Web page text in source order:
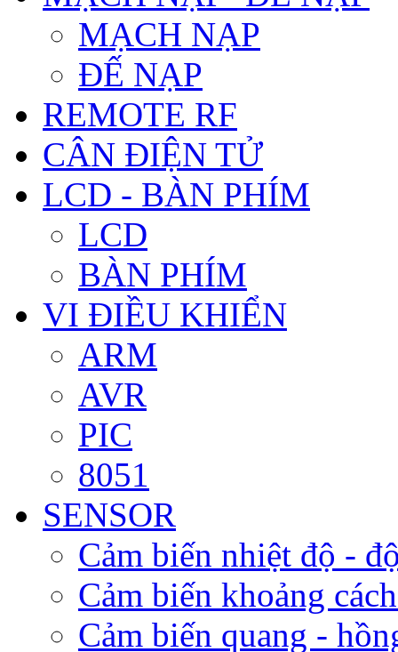
MẠCH NẠP
ĐẾ NẠP
REMOTE RF
CÂN ĐIỆN TỬ
LCD - BÀN PHÍM
LCD
BÀN PHÍM
VI ĐIỀU KHIỂN
ARM
AVR
PIC
8051
SENSOR
Cảm biến nhiệt độ -
Cảm biến khoảng
Cảm biến quang -